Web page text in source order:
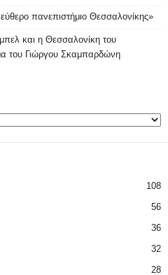
πανεπιστήμιο Θεσσαλονίκης»
και η Θεσσαλονίκη του
του Γιώργου Σκαμπαρδώνη
108
56
36
32
28